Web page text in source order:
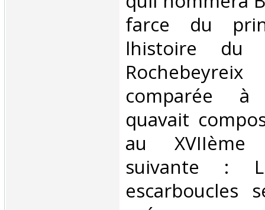
farce du
lhistoire du
comparée
quavait
au
suivante :
escarboucles